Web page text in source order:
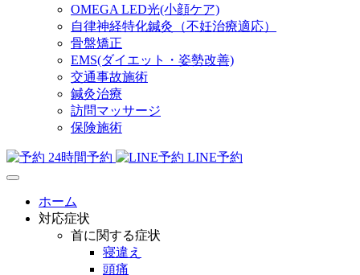
OMEGA LED光(小顔ケア)
自律神経特化鍼灸（不妊治療適応）
骨盤矯正
EMS(ダイエット・姿勢改善)
交通事故施術
鍼灸治療
訪問マッサージ
保険施術
24時間予約 LINE予約
ホーム
対応症状
首に関する症状
寝違え
頭痛